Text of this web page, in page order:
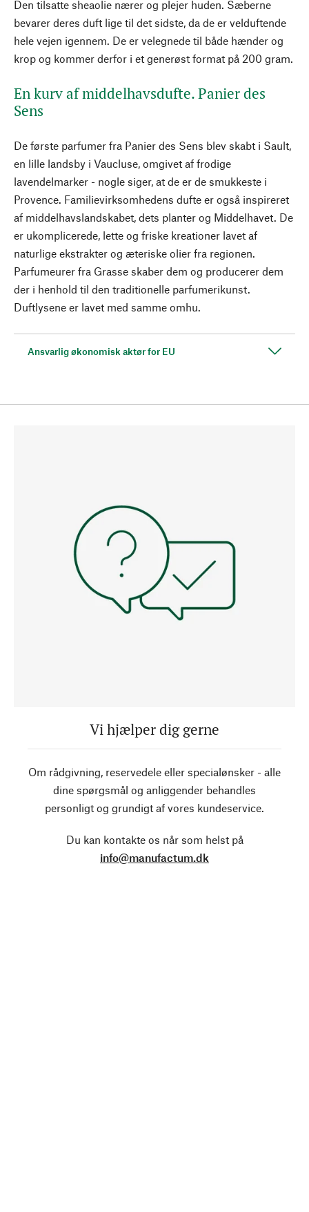
Den tilsatte sheaolie nærer og plejer huden. Sæberne
bevarer deres duft lige til det sidste, da de er velduftende
hele vejen igennem. De er velegnede til både hænder og
krop og kommer derfor i et generøst format på 200 gram.
En kurv af middelhavsdufte. Panier des
Sens
De første parfumer fra Panier des Sens blev skabt i Sault,
en lille landsby i Vaucluse, omgivet af frodige
lavendelmarker - nogle siger, at de er de smukkeste i
Provence. Familievirksomhedens dufte er også inspireret
af middelhavslandskabet, dets planter og Middelhavet. De
er ukomplicerede, lette og friske kreationer lavet af
naturlige ekstrakter og æteriske olier fra regionen.
Parfumeurer fra Grasse skaber dem og producerer dem
der i henhold til den traditionelle parfumerikunst.
Duftlysene er lavet med samme omhu.
Ansvarlig økonomisk aktør for EU
Vi hjælper dig gerne
Om rådgivning, reservedele eller specialønsker - alle
dine spørgsmål og anliggender behandles
personligt og grundigt af vores kundeservice.
Du kan kontakte os når som helst på
info@manufactum.dk